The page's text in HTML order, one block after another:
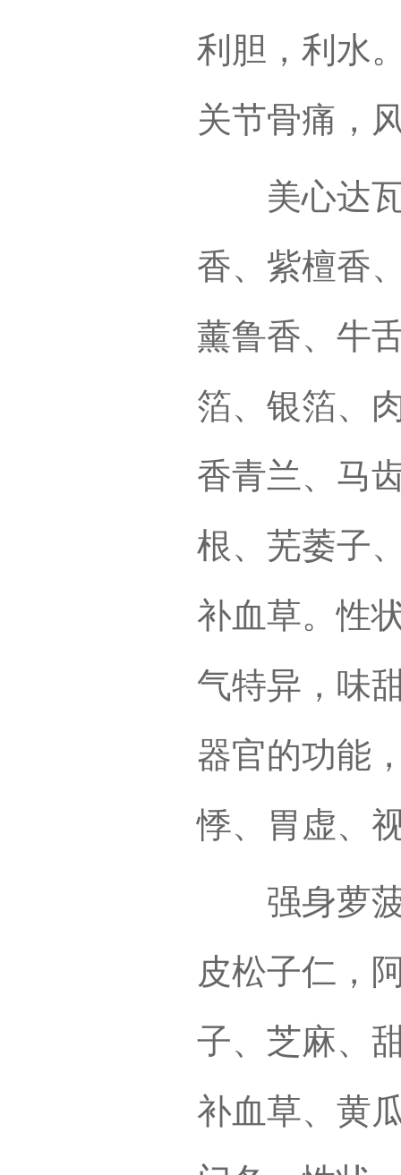
利胆，利水
关节骨痛，
美心达瓦
香、紫檀香
薰鲁香、牛
箔、银箔、
香青兰、马
根、芜萎子
补血草。性
气特异，味
器官的功能
悸、胃虚、
强身萝菠
皮松子仁，
子、芝麻、
补血草、黄